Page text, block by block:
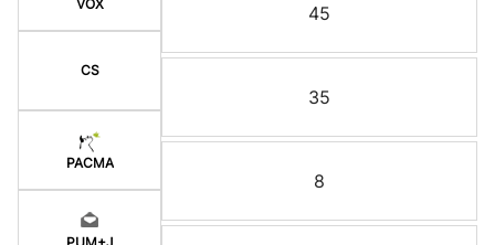
VOX
CS
PACMA
PUM+J
45
35
8